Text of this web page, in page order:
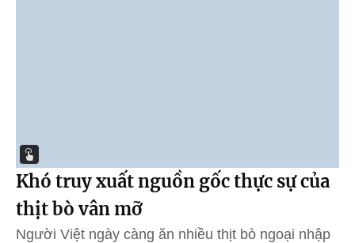
Khó truy xuất nguồn gốc thực sự của
thịt bò vân mỡ
Người Việt ngày càng ăn nhiều thịt bò ngoại nhập